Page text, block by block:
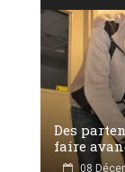
Des
faire
08